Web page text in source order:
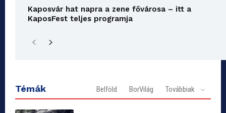
Kaposvár hat napra a zene fővárosa – itt a
KaposFest teljes programja
Témák Belföld BorVilág Továbbiak